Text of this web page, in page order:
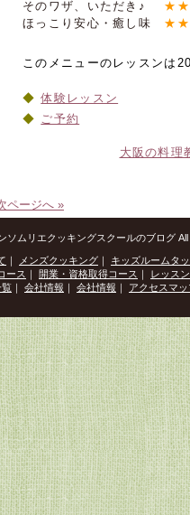
そのワザ、いただき♪
ほっこり安心・癒し味
このメニューのレッスンは
体験レッスン
ご予約
大阪の料理
ページへ »
ソムリエクッキングスクールのブログ
｜ メンズクッキング ｜
キッズルームタ
ース ｜ 開業・資格取得コース ｜
レッス
覧 ｜ 会社情報 ｜ 会社情報 ｜
アクセスマッ